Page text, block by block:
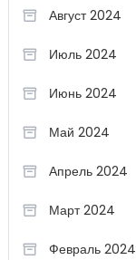
Август 2024
Июль 2024
Июнь 2024
Май 2024
Апрель 2024
Март 2024
Февраль 2024